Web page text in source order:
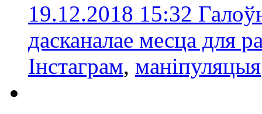
19.12.2018 15:32
дасканалае месца для
Інстаграм, маніпуляцыя